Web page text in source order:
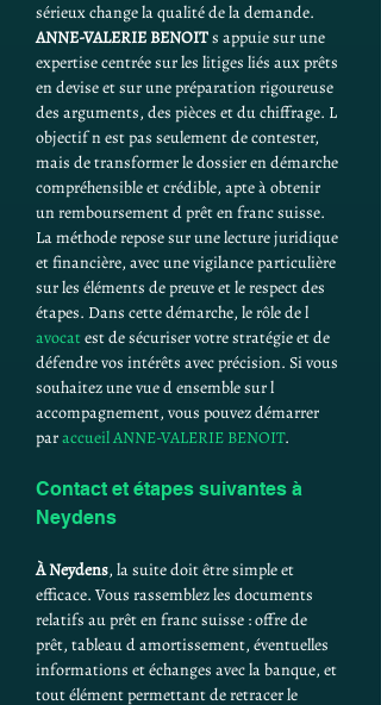
sérieux change la qualité de la demande.
ANNE-VALERIE BENOIT s appuie sur une
expertise centrée sur les litiges liés aux prêts
en devise et sur une préparation rigoureuse
des arguments, des pièces et du chiffrage. L
objectif n est pas seulement de contester,
mais de transformer le dossier en démarche
compréhensible et crédible, apte à obtenir
un remboursement d prêt en franc suisse.
La méthode repose sur une lecture juridique
et financière, avec une vigilance particulière
sur les éléments de preuve et le respect des
étapes. Dans cette démarche, le rôle de l
avocat est de sécuriser votre stratégie et de
défendre vos intérêts avec précision. Si vous
souhaitez une vue d ensemble sur l
accompagnement, vous pouvez démarrer
par accueil ANNE-VALERIE BENOIT.
Contact et étapes suivantes à
Neydens
À Neydens, la suite doit être simple et
efficace. Vous rassemblez les documents
relatifs au prêt en franc suisse : offre de
prêt, tableau d amortissement, éventuelles
informations et échanges avec la banque, et
tout élément permettant de retracer le